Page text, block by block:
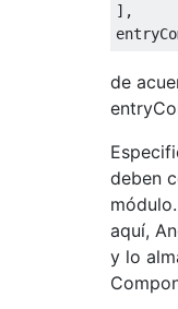
],
de
deben
aquí,
y lo